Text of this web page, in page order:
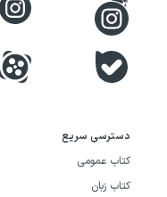
دسترسی سریع
کتاب عمومی
کتاب زبان